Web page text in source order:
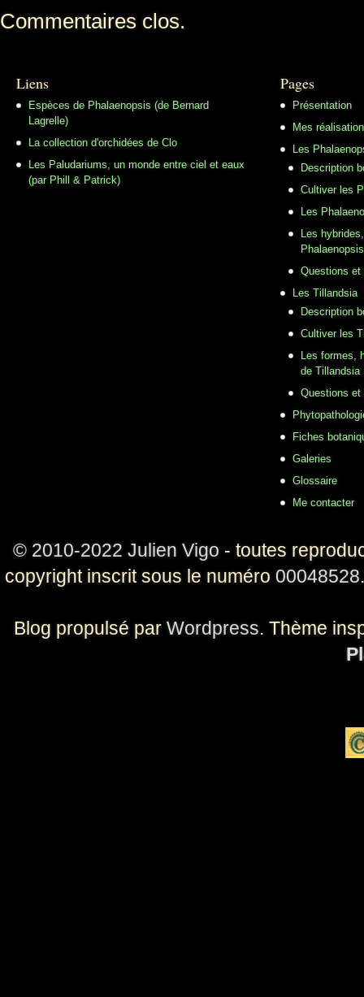
Commentaires clos.
Liens
Espèces de Phalaenopsis (de Bernard
Lagrelle)
La collection d'orchidées de Clo
Les Paludariums, un monde entre ciel et eaux
(par Phill & Patrick)
Pages
Présentation
Mes
Les
Description
Cultiver les
Les
Les
Phalaenopsis
Questions et
Les Tillandsia
Description
Cultiver les
Les formes,
de Tillandsia
Questions et
Fiches
Galeries
Glossaire
Me contacter
© 2010-2022 Julien Vigo - toutes
copyright inscrit sous le numéro 00048528
Blog propulsé par Wordpress. Thème